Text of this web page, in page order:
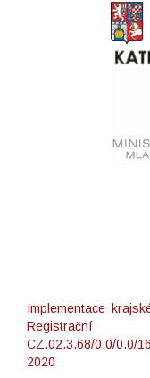
Implementace
CZ.02.3.68/0.0/0.0/
2020